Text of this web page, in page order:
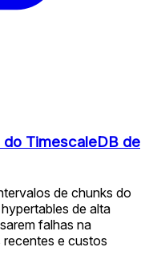
TimescaleDB de
de chunks do
de alta
falhas na
e custos